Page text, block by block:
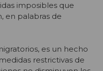
imposibles que
en palabras de
es un hecho
restrictivas de